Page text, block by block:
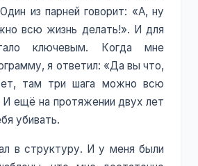
Один из парней говорит: «А, ну
всю жизнь делать!». И для
ключевым. Когда мне
я ответил: «Да вы что,
там три шага можно всю
И ещё на протяжении двух лет
убивать.
в структуру. И у меня были